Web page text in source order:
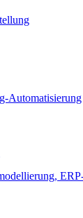
Automatisierung